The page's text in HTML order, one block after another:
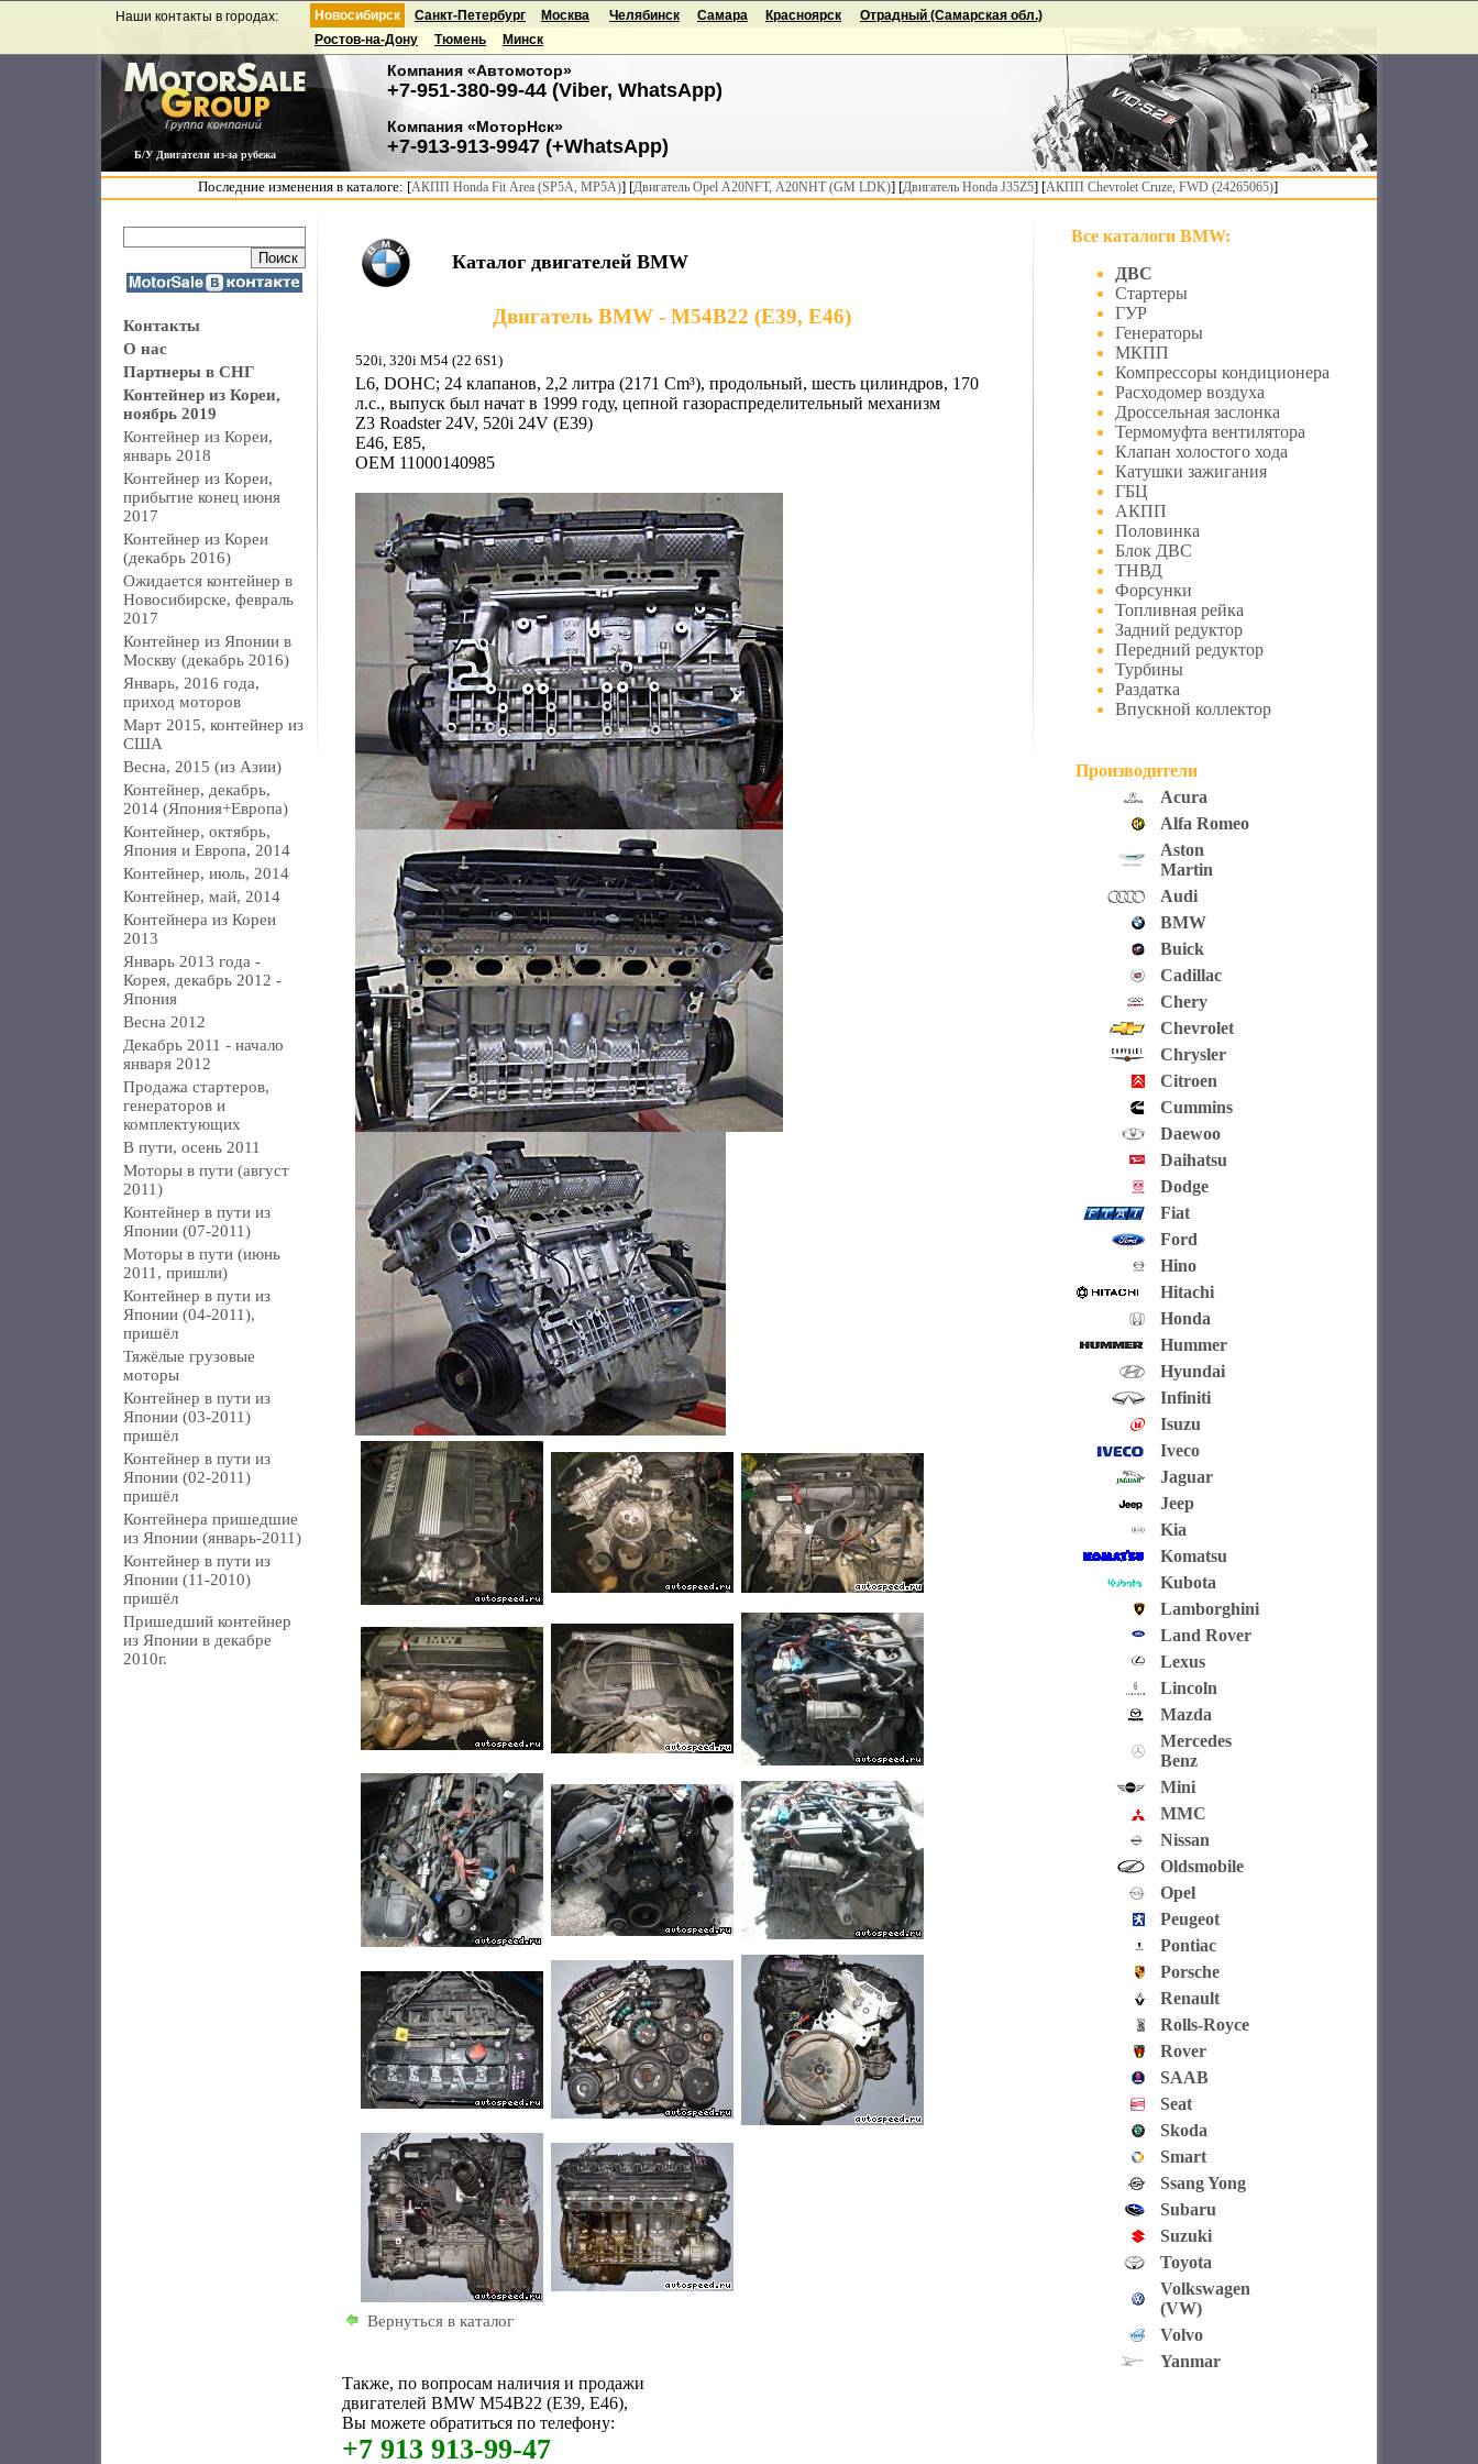
Б/У Двигатели из-за рубежа
Наши контакты в городах: Новосибирск
Компания «Автомотор»
+7-951-380-99-44 (Viber, WhatsApp)
Компания «МоторНск»
+7-913-913-9947 (+WhatsApp)
Санкт-Петербург Москва Челябинск Самара Красноярск
Отрадный (Самарская обл.)
Ростов-на-Дону
Тюмень Минск
Последние изменения в каталоге: [АКПП Honda Fit Area (SP5A, MP5A)] [Двигатель Opel A20NFT, A20NHT (GM LDK)] [Двигатель Honda J35Z5] [АКПП Chevrolet Cruze, FWD (24265065)]
Контакты
О нас
Партнеры в СНГ
Контейнер из Кореи,
ноябрь 2019
Контейнер из Кореи,
январь 2018
Контейнер из Кореи,
прибытие конец июня
2017
Контейнер из Кореи
(декабрь 2016)
Ожидается контейнер в
Новосибирске, февраль
2017
Контейнер из Японии в
Москву (декабрь 2016)
Январь, 2016 года,
приход моторов
Март 2015, контейнер из
США
Весна, 2015 (из Азии)
Контейнер, декабрь,
2014 (Япония+Европа)
Контейнер, октябрь,
Япония и Европа, 2014
Контейнер, июль, 2014
Контейнер, май, 2014
Контейнера из Кореи
2013
Январь 2013 года -
Корея, декабрь 2012 -
Япония
Весна 2012
Декабрь 2011 - начало
января 2012
Продажа стартеров,
генераторов и
комплектующих
В пути, осень 2011
Моторы в пути (август
2011)
Контейнер в пути из
Японии (07-2011)
Моторы в пути (июнь
2011, пришли)
Контейнер в пути из
Японии (04-2011),
пришёл
Тяжёлые грузовые
моторы
Контейнер в пути из
Японии (03-2011)
пришёл
Контейнер в пути из
Японии (02-2011)
пришёл
Контейнера пришедшие
из Японии (январь-2011)
Контейнер в пути из
Японии (11-2010)
пришёл
Пришедший контейнер
из Японии в декабре
2010г.
Каталог двигателей BMW
Двигатель BMW - M54B22 (E39, E46)
520i, 320i M54 (22 6S1)
L6, DOHC; 24 клапанов, 2,2 литра (2171 Cm³), продольный, шесть цилиндров, 170
л.с., выпуск был начат в 1999 году, цепной газораспределительный механизм
Z3 Roadster 24V, 520i 24V (E39)
E46, E85,
OEM 11000140985
Вернуться в каталог
Также, по вопросам наличия и продажи
двигателей BMW M54B22 (E39, E46),
Вы можете обратиться по телефону:
+7 913 913-99-47
Все каталоги BMW:
ДВС
Стартеры
ГУР
Генераторы
МКПП
Компрессоры кондиционера
Расходомер воздуха
Дроссельная заслонка
Термомуфта вентилятора
Клапан холостого хода
Катушки зажигания
ГБЦ
АКПП
Половинка
Блок ДВС
ТНВД
Форсунки
Топливная рейка
Задний редуктор
Передний редуктор
Турбины
Раздатка
Впускной коллектор
Производители
Acura
Alfa Romeo
Aston
Martin
Audi
BMW
Buick
Cadillac
Chery
Chevrolet
Chrysler
Citroen
Cummins
Daewoo
Daihatsu
Dodge
Fiat
Ford
Hino
Hitachi
Honda
Hummer
Hyundai
Infiniti
Isuzu
Iveco
Jaguar
Jeep
Kia
Komatsu
Kubota
Lamborghini
Land Rover
Lexus
Lincoln
Mazda
Mercedes
Benz
Mini
MMC
Nissan
Oldsmobile
Opel
Peugeot
Pontiac
Porsche
Renault
Rolls-Royce
Rover
SAAB
Seat
Skoda
Smart
Ssang Yong
Subaru
Suzuki
Toyota
Volkswagen
(VW)
Volvo
Yanmar